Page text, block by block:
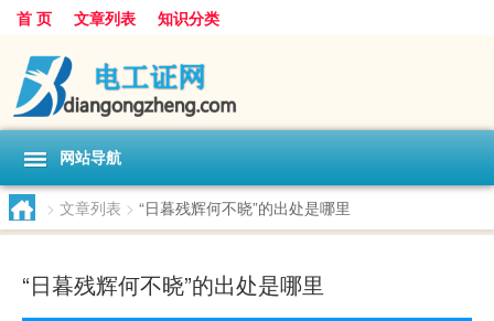
首 页 文章列表 知识分类
网站导航
> 文章列表 > “日暮残辉何不晓”的出处是哪里
“日暮残辉何不晓”的出处是哪里